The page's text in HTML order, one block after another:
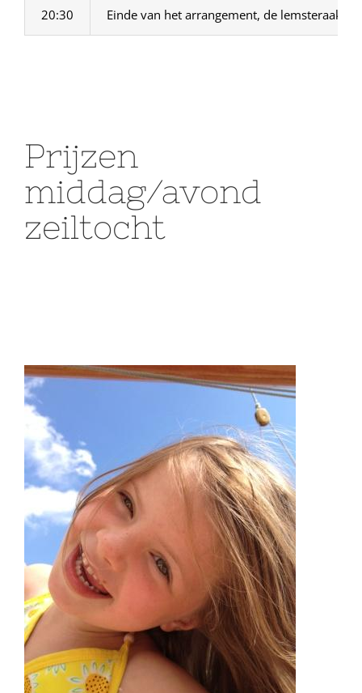
20:30 Einde van het arrangement, de lemsteraak
Prijzen
middag/avond
zeiltocht